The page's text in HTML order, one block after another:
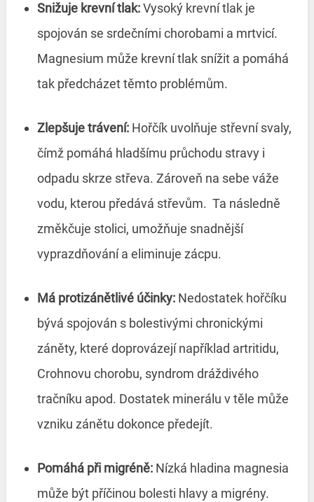
Snižuje krevní tlak:Vysoký krevní tlak je
spojován se srdečními chorobami a mrtvicí.
Magnesium může krevní tlak snížit a pomáhá
tak předcházet těmto problémům.
Zlepšuje trávení: Hořčík uvolňuje střevní svaly,
čímž pomáhá hladšímu průchodu stravy i
odpadu skrze střeva. Zároveň na sebe váže
vodu, kterou předává střevům. Ta následně
změkčuje stolici, umožňuje snadnější
vyprazdňování a eliminuje zácpu.
Má protizánětlivé účinky:Nedostatek hořčíku
bývá spojován s bolestivými chronickými
záněty, které doprovázejí například artritidu,
Crohnovu chorobu, syndrom dráždivého
tračníku apod. Dostatek minerálu v těle může
vzniku zánětu dokonce předejít.
Pomáhá při migréně:Nízká hladina magnesia
může být příčinou bolesti hlavy a migrény.